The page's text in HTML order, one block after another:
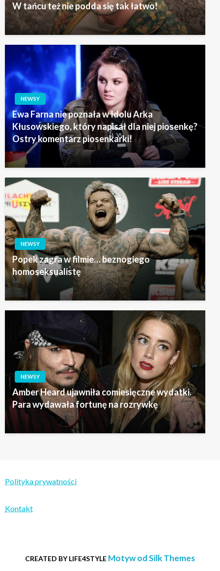
W tańcu też nie podda się tak łatwo!
NEWSY
Ewa Farna nie poznała w Idolu Arka
Kłusowskiego, który napisał dla niej piosenkę?
Ostry komentarz piosenkarki!
NEWSY
Popek zagra w filmie… beznogiego
homoseksualistę
NEWSY
Amber Heard ujawniła comiesięczne wydatki.
Para wydawała fortunę na rozrywkę
Polityka prywatności
Kontakt
CREATED BY LIFE4STYLE Motyw od Silk Themes